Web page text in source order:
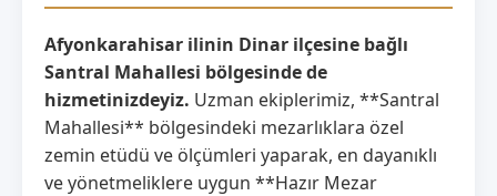
Afyonkarahisar ilinin Dinar ilçesine bağlı
Santral Mahallesi bölgesinde de
hizmetinizdeyiz. Uzman ekiplerimiz, **Santral
Mahallesi** bölgesindeki mezarlıklara özel
zemin etüdü ve ölçümleri yaparak, en dayanıklı
ve yönetmeliklere uygun **Hazır Mezar